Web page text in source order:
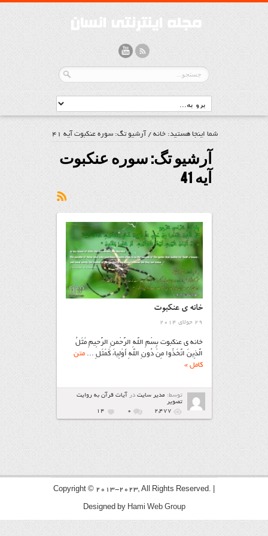
شما اینجا هستید:خانه/ آرشیو تگ: سوره عنکبوت آیه 41
آرشیو تگ:سوره عنکبوت
آیه 41
خانه ي عنکبوت
29 جولای 2014
خانه ي عنکبوت بِسْمِ اللَّهِ الرَّحْمنِ الرَّحِيمِ مَثَلُ
الَّذِينَ اتَّخَذُوا مِنْ دُونِ اللَّهِ أَوْلِياءَ کَمَثَلِ ...متن
کامل »
توسط: مدیر سایتدر آیات قرآن به روایت
تصویر
2,477
۰ 14
Copyright © 2013-2023, All Rights Reserved. |
Designed by Hami Web Group